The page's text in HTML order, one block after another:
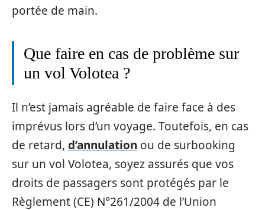
portée de main.
Que faire en cas de problème sur
un vol Volotea ?
Il n’est jamais agréable de faire face à des
imprévus lors d’un voyage. Toutefois, en cas
de retard, d’annulation ou de surbooking
sur un vol Volotea, soyez assurés que vos
droits de passagers sont protégés par le
Règlement (CE) N°261/2004 de l’Union